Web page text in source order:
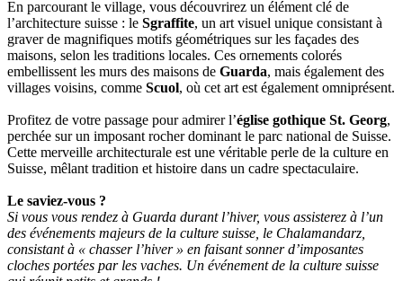
En parcourant le village, vous découvrirez un élément clé de
l’architecture suisse : le Sgraffite, un art visuel unique consistant à
graver de magnifiques motifs géométriques sur les façades des
maisons, selon les traditions locales. Ces ornements colorés
embellissent les murs des maisons de Guarda, mais également des
villages voisins, comme Scuol, où cet art est également omniprésent.
Profitez de votre passage pour admirer l’église gothique St. Georg,
perchée sur un imposant rocher dominant le parc national de Suisse.
Cette merveille architecturale est une véritable perle de la culture en
Suisse, mêlant tradition et histoire dans un cadre spectaculaire.
Le saviez-vous ?
Si vous vous rendez à Guarda durant l’hiver, vous assisterez à l’un
des événements majeurs de la culture suisse, le Chalamandarz,
consistant à « chasser l’hiver » en faisant sonner d’imposantes
cloches portées par les vaches. Un événement de la culture suisse